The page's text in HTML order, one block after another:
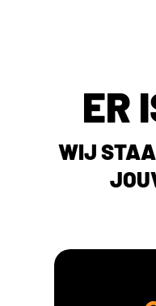
ER
WIJ